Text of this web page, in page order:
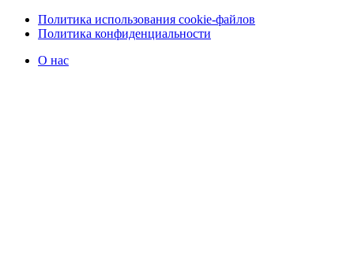
Политика использования cookie-файлов
Политика конфиденциальности
О нас